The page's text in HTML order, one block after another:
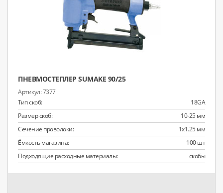
ПНЕВМОСТЕПЛЕР SUMAKE 90/25
7377
Тип скоб:
18GA
Размер скоб:
10-25 мм
Сечение проволоки:
1x1.25 мм
Ёмкость магазина:
100 шт
Подходящие расходные материалы:
скобы